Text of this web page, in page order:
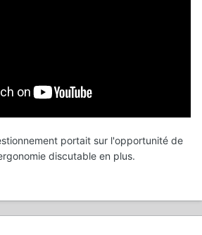
portait sur l'opportunité de
discutable en plus.